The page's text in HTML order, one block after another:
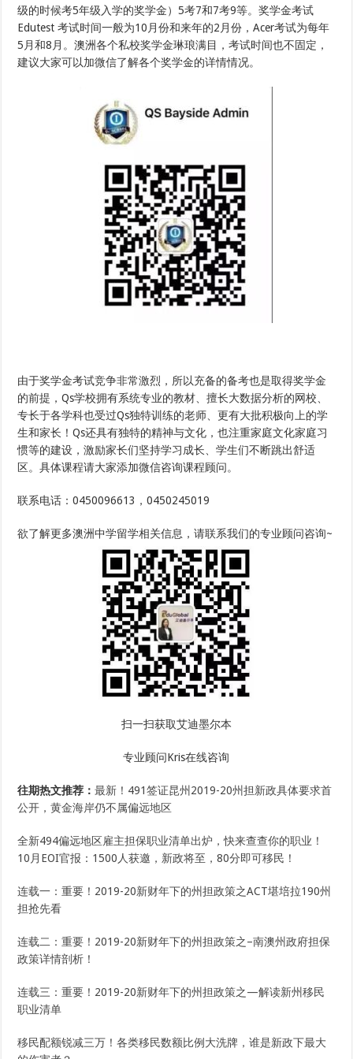
级的时候考5年级入学的奖学金）5考7和7考9等。奖学金考试
Edutest 考试时间一般为10月份和来年的2月份，Acer考试为每年
5月和8月。澳洲各个私校奖学金琳琅满目，考试时间也不固定，
建议大家可以加微信了解各个奖学金的详情情况。
由于奖学金考试竞争非常激烈，所以充备的备考也是取得奖学金
的前提，Qs学校拥有系统专业的教材、擅长大数据分析的网校、
专长于各学科也受过Qs独特训练的老师、更有大批积极向上的学
生和家长！Qs还具有独特的精神与文化，也注重家庭文化家庭习
惯等的建设，激励家长们坚持学习成长、学生们不断跳出舒适
区。具体课程请大家添加微信咨询课程顾问。
联系电话：0450096613，0450245019
欲了解更多澳洲中学留学相关信息，请联系我们的专业顾问咨询~
扫一扫获取艾迪墨尔本
专业顾问Kris在线咨询
往期热文推荐：最新！491签证昆州2019-20州担新政具体要求首
公开，黄金海岸仍不属偏远地区
全新494偏远地区雇主担保职业清单出炉，快来查查你的职业！
10月EOI官报：1500人获邀，新政将至，80分即可移民！
连载一：重要！2019-20新财年下的州担政策之ACT堪培拉190州
担抢先看
连载二：重要！2019-20新财年下的州担政策之–南澳州政府担保
政策详情剖析！
连载三：重要！2019-20新财年下的州担政策之—解读新州移民
职业清单
移民配额锐减三万！各类移民数额比例大洗牌，谁是新政下最大